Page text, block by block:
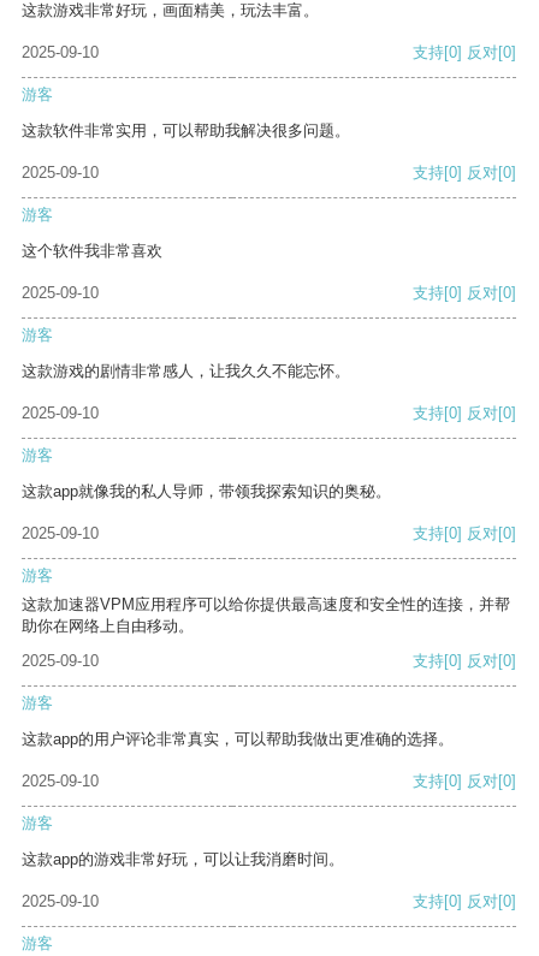
这款游戏非常好玩，画面精美，玩法丰富。
2025-09-10 支持[0] 反对[0]
游客
这款软件非常实用，可以帮助我解决很多问题。
2025-09-10 支持[0] 反对[0]
游客
这个软件我非常喜欢
2025-09-10 支持[0] 反对[0]
游客
这款游戏的剧情非常感人，让我久久不能忘怀。
2025-09-10 支持[0] 反对[0]
游客
这款app就像我的私人导师，带领我探索知识的奥秘。
2025-09-10 支持[0] 反对[0]
游客
这款加速器VPM应用程序可以给你提供最高速度和安全性的连接，并帮
助你在网络上自由移动。
2025-09-10
支持[0] 反对[0]
游客
这款app的用户评论非常真实，可以帮助我做出更准确的选择。
2025-09-10 支持[0] 反对[0]
游客
这款app的游戏非常好玩，可以让我消磨时间。
2025-09-10 支持[0] 反对[0]
游客